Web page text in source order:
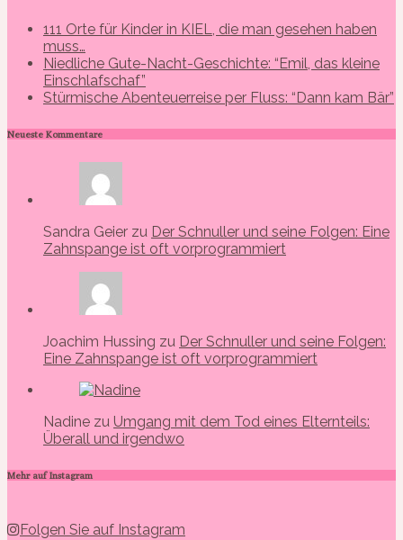
111 Orte für Kinder in KIEL, die man gesehen haben
muss…
Niedliche Gute-Nacht-Geschichte: “Emil, das kleine
Einschlafschaf”
Stürmische Abenteuerreise per Fluss: “Dann kam Bär”
Neueste Kommentare
Sandra Geier zu Der Schnuller und seine Folgen: Eine
Zahnspange ist oft vorprogrammiert
Joachim Hussing zu Der Schnuller und seine Folgen:
Eine Zahnspange ist oft vorprogrammiert
Nadine zu Umgang mit dem Tod eines Elternteils:
Überall und irgendwo
Mehr auf Instagram
Folgen Sie auf Instagram